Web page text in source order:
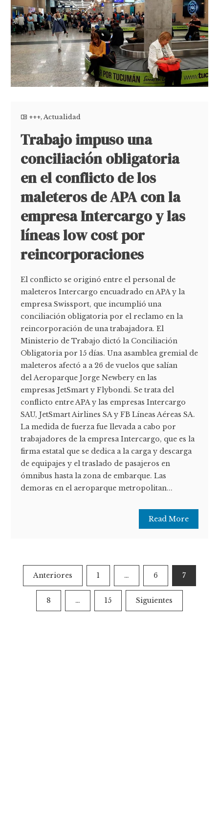
+++,Actualidad
Trabajo impuso una
conciliación obligatoria
en el conflicto de los
maleteros de APA con la
empresa Intercargo y las
líneas low cost por
reincorporaciones
El conflicto se originó entre el personal de
maleteros Intercargo encuadrado en APA y la
empresa Swissport, que incumplió una
conciliación obligatoria por el reclamo en la
reincorporación de una trabajadora. El
Ministerio de Trabajo dictó la Conciliación
Obligatoria por 15 días. Una asamblea gremial de
maleteros afectó a a 26 de vuelos que salían
del Aeroparque Jorge Newbery en las
empresas JetSmart y Flybondi. Se trata del
conflicto entre APA y las empresas Intercargo
SAU, JetSmart Airlines SA y FB Líneas Aéreas SA.
La medida de fuerza fue llevada a cabo por
trabajadores de la empresa Intercargo, que es la
firma estatal que se dedica a la carga y descarga
de equipajes y el traslado de pasajeros en
ómnibus hasta la zona de embarque. Las
demoras en el aeroparque metropolitan...
Read More
Paginación
de
entradas
Anteriores 1 … 6 7
8 … 15 Siguientes